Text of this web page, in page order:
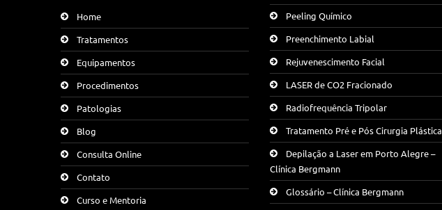
Home
Tratamentos
Equipamentos
Procedimentos
Patologias
Blog
Consulta Online
Contato
Curso e Mentoria
Peeling Químico
Preenchimento Labial
Rejuvenescimento Facial
LASER de CO2 Fracionado
Radiofrequência Tripolar
Tratamento Pré e Pós Cirurgia Plástica
Depilação a Laser em Porto Alegre –
Clínica Bergmann
Glossário – Clínica Bergmann